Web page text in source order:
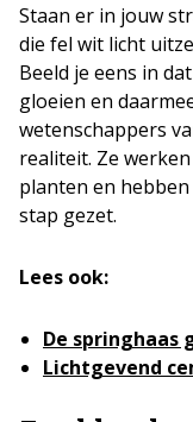
Staan er in jouw
die fel wit licht
Beeld je eens in
gloeien en
wetenschappers
realiteit. Ze
planten en
stap gezet.
Lees ook:
De springhaas
Lichtgevend